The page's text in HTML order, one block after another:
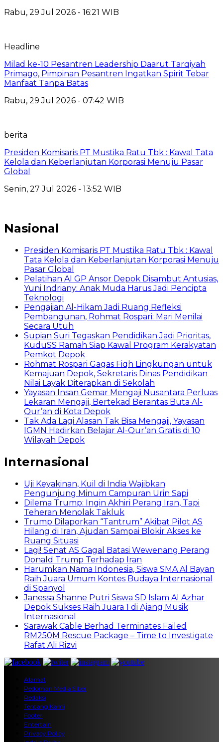
Rabu, 29 Jul 2026 - 16:21 WIB
Headline
Milad ke-10 Pesantren Leadership Daarut Tarqiyah
Primago, Pimpinan Pesantren Ingatkan Spirit Tebar
Manfaat Tanpa Batas
Rabu, 29 Jul 2026 - 07:42 WIB
berita
Presiden Komisaris PT Mustika Ratu Tbk : Kawal Tata
Kelola dan Keberlanjutan Korporasi Menuju Pasar
Global
Senin, 27 Jul 2026 - 13:52 WIB
Nasional
Presiden Komisaris PT Mustika Ratu Tbk : Kawal
Tata Kelola dan Keberlanjutan Korporasi Menuju
Pasar Global
Pelatihan AI GP Ansor Depok Disambut Antusias,
Yuni Indriany: Anak Muda Harus Jadi Pencipta
Teknologi
Pengajian Al-Hikam Jadi Ruang Refleksi
Pembangunan, Rohmat Rospari: Mari Menilai
Secara Utuh
Supian Suri Tegaskan Pendidikan Jadi Prioritas,
KuduSS Ramah Siap Kawal Program Kerakyatan
Pemkot Depok
Rohmat Rospari Gagas Fiqh Lingkungan untuk
Kemajuan Depok, Sekretaris Dinas Pendidikan
Nilai Layak Diterapkan di Sekolah
Yayasan Insan Gemar Mengaji Nusantara Perluas
Lekaran Mengaji, Bertekad Berantas Buta Al-
Qur’an di Kota Depok
Tak Ada Lagi Alasan Tak Bisa Mengaji, Yayasan
IGMN Hadirkan Belajar Al-Qur’an Gratis di 10
Wilayah Depok
Internasional
Uji Keyakinan, Kuil di India Wajibkan
Pengunjung Minum Campuran Urin Sapi
Dilema Trump: Ingin Akhiri Perang Iran, Tapi
Teheran Menolak Takluk
Trump Dilaporkan “Tantrum” Akibat Pilot AS
Hilang di Iran, Ajudan Sampai Blokir Akses ke
Ruang Situasi
Lagi! Senat AS Gagal Batasi Wewenang Perang
Donald Trump Terhadap Iran
Harumkan Nama Indonesia, Siswa SMA Al Bayan
Raih Juara Umum Kontes Budaya Internasional
di Spanyol
Janessa Shanne Putri Siswa SD Islam Al Azhar
Depok Sukses Raih Juara 1 di Ajang Musik
Internasional
Sarawak Cable Berhad Terminates Failed
RM250M Rescue Package – Time to Investigate
Rafat Ali Rizvi
Alamat
Pedoman Media Siber
Redaksi
Tentang Kami
Footer
Entertain
Privacy Policy